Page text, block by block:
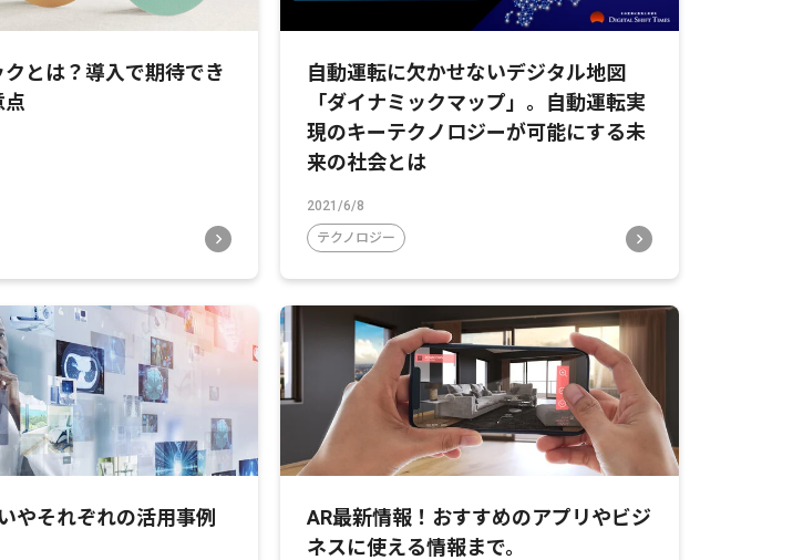
クとは？導入で期待でき
点
自動運転に欠かせないデジタル地図
「ダイナミックマップ」。自動運転実
現のキーテクノロジーが可能にする未
来の社会とは
2021/6/8
テクノロジー
やそれぞれの活用事例
AR最新情報！おすすめのアプリやビジ
ネスに使える情報まで。